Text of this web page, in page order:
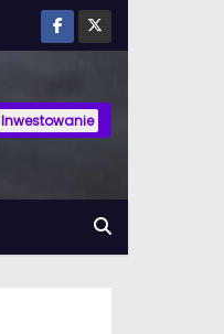
Inwestowanie